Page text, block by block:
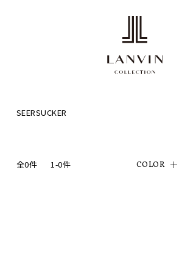
SEERSUCKER
全0件 1-0件 COLOR